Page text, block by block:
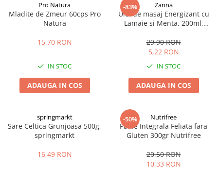
Sistemul osos
Produse naturiste
Antiinflamator
Antitumorale
Articulatii sanatoase
Cardiovasculare
Imunitate
Memorie
Produse sanatate sexuala
Miere Manuka
Mancare sanatoasa
Leguminoase
Uleiuri alimentare
Ulei CBD
Produse instant
Protectie antivirala
Sare de baie
Detergenti Bio
Pro Natura
Mladite de Zmeur 60cps Pro
Natura
15,70 RON
IN STOC
ADAUGA IN COS
-83% Zanna
Ulei de masaj Energizant cu
Lamaie si Menta, 200ml,
29,90 RON
5,22 RON
IN STOC
ADAUGA IN COS
springmarkt
Sare Celtica Grunjoasa 500g,
springmarkt
16,49 RON
-50% Nutrifree
Paine Integrala Feliata fara
Gluten 300gr Nutrifree
20,50 RON
10,33 RON